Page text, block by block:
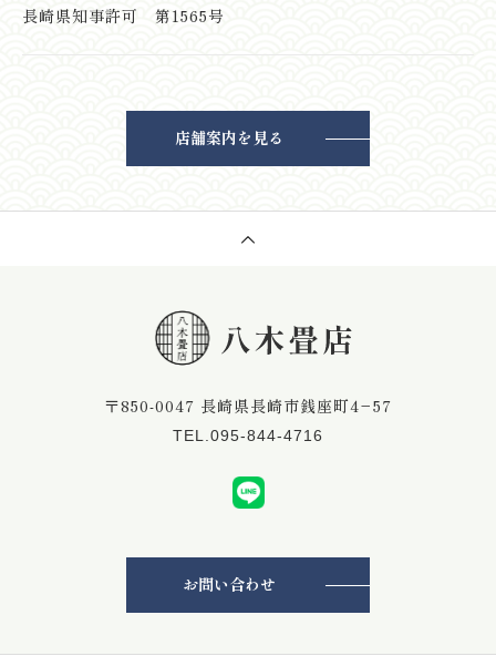
長崎県知事許可 第1565号
店舗案内を見る
〒850-0047 長崎県長崎市銭座町4−57
TEL.095-844-4716
お問い合わせ